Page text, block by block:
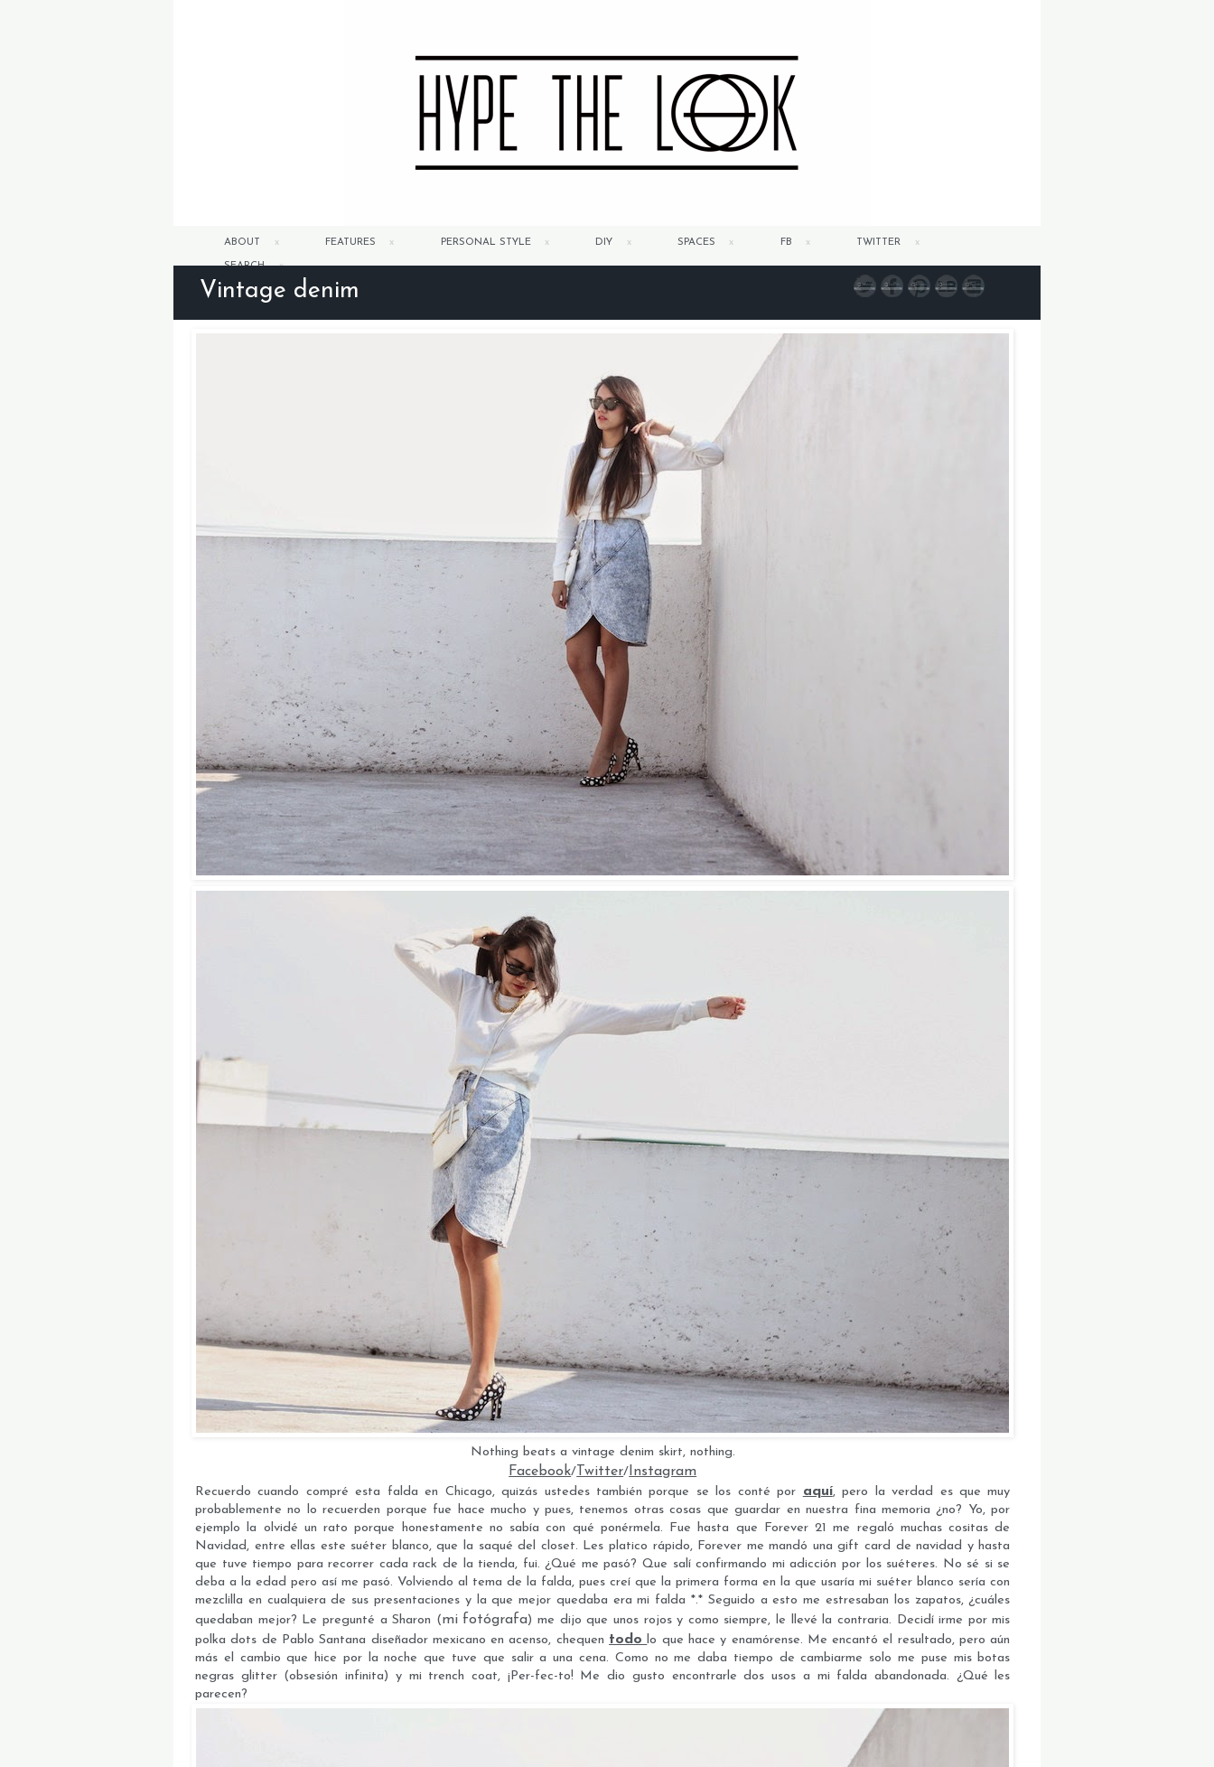
ABOUT FEATURES PERSONAL STYLE DIY SPACES FB TWITTER
SEARCH
Vintage denim
Nothing beats a vintage denim skirt, nothing.
Facebook/ Twitter/ Instagram
Recuerdo cuando compré esta falda en Chicago, quizás ustedes también porque se los conté por aquí, pero la verdad es que muy
probablemente no lo recuerden porque fue hace mucho y pues, tenemos otras cosas que guardar en nuestra fina memoria ¿no? Yo, por
ejemplo la olvidé un rato porque honestamente no sabía con qué ponérmela. Fue hasta que Forever 21 me regaló muchas cositas de
Navidad, entre ellas este suéter blanco, que la saqué del closet. Les platico rápido, Forever me mandó una gift card de navidad y hasta
que tuve tiempo para recorrer cada rack de la tienda, fui. ¿Qué me pasó? Que salí confirmando mi adicción por los suéteres. No sé si se
deba a la edad pero así me pasó. Volviendo al tema de la falda, pues creí que la primera forma en la que usaría mi suéter blanco sería con
mezclilla en cualquiera de sus presentaciones y la que mejor quedaba era mi falda *.* Seguido a esto me estresaban los zapatos, ¿cuáles
quedaban mejor? Le pregunté a Sharon (mi fotógrafa) me dijo que unos rojos y como siempre, le llevé la contraria. Decidí irme por mis
polka dots de Pablo Santana diseñador mexicano en acenso, chequen todo lo que hace y enamórense. Me encantó el resultado, pero aún
más el cambio que hice por la noche que tuve que salir a una cena. Como no me daba tiempo de cambiarme solo me puse mis botas
negras glitter (obsesión infinita) y mi trench coat, ¡Per-fec-to! Me dio gusto encontrarle dos usos a mi falda abandonada. ¿Qué les
parecen?